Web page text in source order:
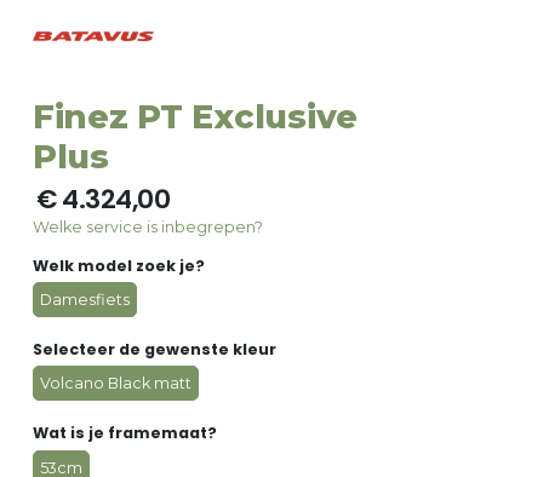
Finez PT Exclusive
Plus
€ 4.324,00
Welke service is inbegrepen?
Welk model zoek je?
Damesfiets
Selecteer de gewenste kleur
Volcano Black matt
Wat is je framemaat?
53cm